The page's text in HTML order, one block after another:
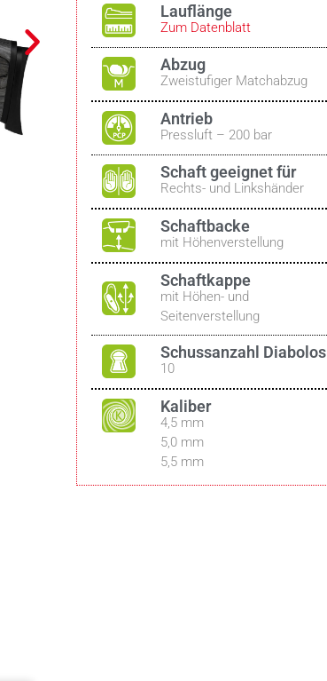
Lauflänge
Zum Datenblatt
Abzug
Zweistufiger Matchabzug
Antrieb
Pressluft – 200 bar
Schaft geeignet für
Rechts- und Linkshänder
Schaftbacke
mit Höhenverstellung
Schaftkappe
mit Höhen- und
Seitenverstellung
Schussanzahl Diabolos
10
Kaliber
4,5 mm
5,0 mm
5,5 mm